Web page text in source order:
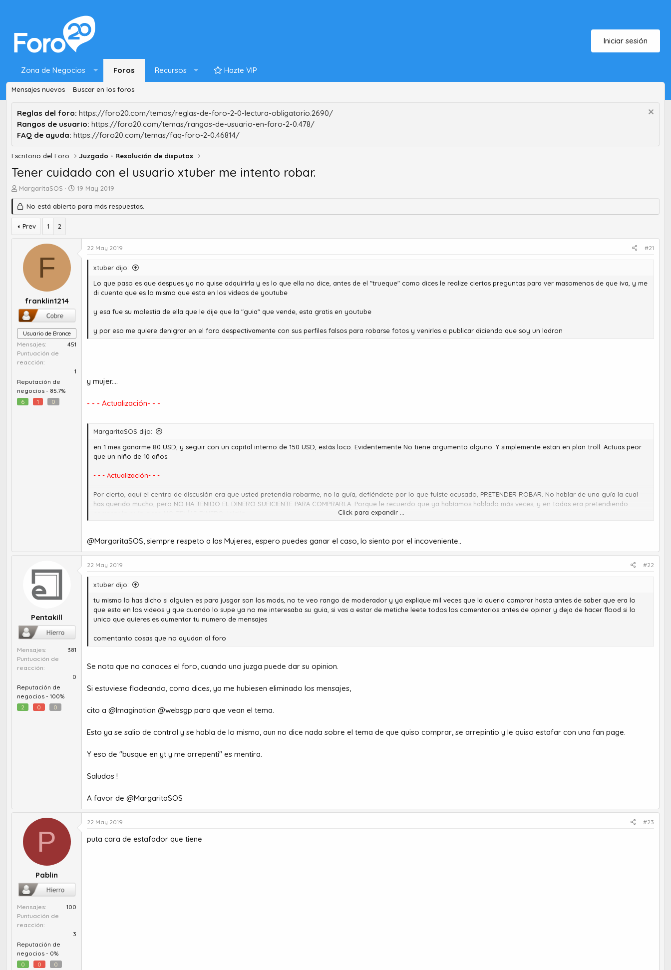
Iniciar sesión
Zona de Negocios Foros Recursos Hazte VIP
Mensajes nuevos Buscar en los foros
Reglas del foro: https://foro20.com/temas/reglas-de-foro-2-0-lectura-obligatorio.2690/
Rangos de usuario: https://foro20.com/temas/rangos-de-usuario-en-foro-2-0.478/
FAQ de ayuda: https://foro20.com/temas/faq-foro-2-0.46814/
Escritorio del Foro Juzgado - Resolución de disputas
Tener cuidado con el usuario xtuber me intento robar.
A
t
o
r
d
m
MargaritaSOS
F
c
h
19 May 2019
No está abierto para más respuestas.
Prev 1 2
F
franklin1214
Usuario de Bronce
Mensajes
451
Puntuación de
reacción
1
Reputación de
negocios - 85.7%
6
1 0
22 May 2019 #21
xtuber dijo:
Lo que paso es que despues ya no quise adquirirla y es lo que ella no dice, antes de el "trueque" como dices le realize ciertas preguntas para ver masomenos de que iva, y me
di cuenta que es lo mismo que esta en los videos de youtube
y esa fue su molestia de ella que le dije que la "guia" que vende, esta gratis en youtube
y por eso me quiere denigrar en el foro despectivamente con sus perfiles falsos para robarse fotos y venirlas a publicar diciendo que soy un ladron
y mujer....
- - - Actualización- - -
MargaritaSOS dijo:
en 1 mes ganarme 80 USD, y seguir con un capital interno de 150 USD, estás loco. Evidentemente No tiene argumento alguno. Y simplemente estan en plan troll. Actuas peor
que un niño de 10 años.
- - - Actualización- - -
Por cierto, aquí el centro de discusión era que usted pretendía robarme, no la guía, defiéndete por lo que fuiste acusado, PRETENDER ROBAR. No hablar de una guía la cual
has querido mucho, pero NO HA TENIDO EL DINERO SUFICIENTE PARA COMPRARLA. Porque le recuerdo que ya habíamos hablado más veces, y en todas era pretendiendo
Click para expandir ...
@MargaritaSOS, siempre respeto a las Mujeres, espero puedes ganar el caso, lo siento por el incoveniente..
Pentakill
Mensajes
381
Puntuación de
reacción
0
Reputación de
negocios - 100%
2
0 0
22 May 2019 #22
xtuber dijo:
tu mismo lo has dicho si alguien es para jusgar son los mods, no te veo rango de moderador y ya explique mil veces que la queria comprar hasta antes de saber que era lo
que esta en los videos y que cuando lo supe ya no me interesaba su guia, si vas a estar de metiche leete todos los comentarios antes de opinar y deja de hacer flood si lo
unico que quieres es aumentar tu numero de mensajes
comentanto cosas que no ayudan al foro
Se nota que no conoces el foro, cuando uno juzga puede dar su opinion.
Si estuviese flodeando, como dices, ya me hubiesen eliminado los mensajes,
cito a @Imagination @websgp para que vean el tema.
Esto ya se salio de control y se habla de lo mismo, aun no dice nada sobre el tema de que quiso comprar, se arrepintio y le quiso estafar con una fan page.
Y eso de "busque en yt y me arrepenti" es mentira.
Saludos !
A favor de @MargaritaSOS
P
Pablin
Mensajes
100
Puntuación de
reacción
3
Reputación de
negocios - 0%
0
0 0
22 May 2019 #23
puta cara de estafador que tiene